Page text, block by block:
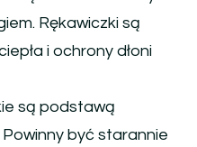
Rękawiczki są
i ochrony dłoni
są podstawą
być starannie